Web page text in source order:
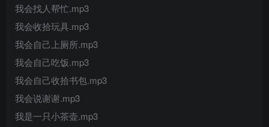
我会找人帮忙.mp3
我会收拾玩具.mp3
我会自己上厕所.mp3
我会自己吃饭.mp3
我会自己收拾书包.mp3
我会说谢谢.mp3
我是一只小茶壶.mp3